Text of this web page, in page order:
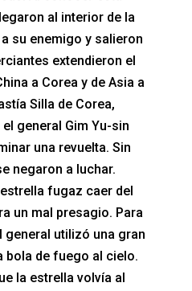
al interior de la
su enemigo y salieron
extendieron el
a Corea y de Asia a
Silla de Corea,
general Gim Yu-sin
una revuelta. Sin
negaron a luchar.
fugaz caer del
un mal presagio. Para
general utilizó una gran
bola de fuego al cielo.
la estrella volvía al